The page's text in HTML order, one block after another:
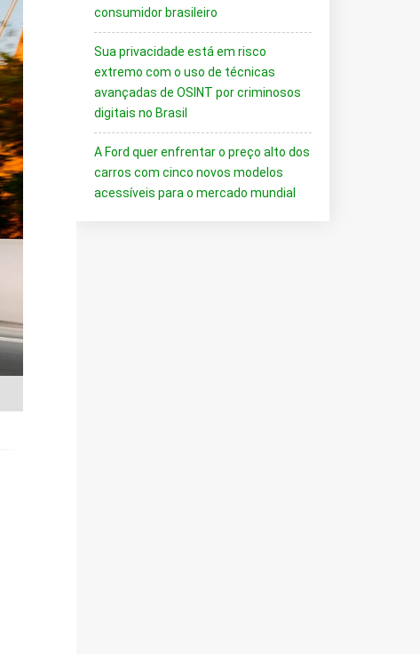
consumidor brasileiro
Sua privacidade está em risco
extremo com o uso de técnicas
avançadas de OSINT por criminosos
digitais no Brasil
A Ford quer enfrentar o preço alto dos
carros com cinco novos modelos
acessíveis para o mercado mundial